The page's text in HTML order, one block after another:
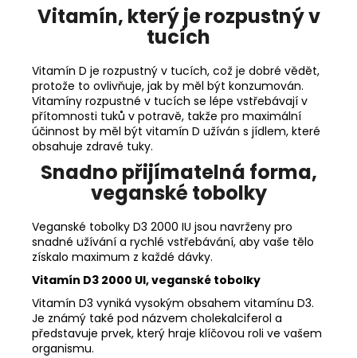
Vitamín, který je rozpustný v
tucích
Vitamín D je rozpustný v tucích, což je dobré vědět,
protože to ovlivňuje, jak by měl být konzumován.
Vitamíny rozpustné v tucích se lépe vstřebávají v
přítomnosti tuků v potravě, takže pro maximální
účinnost by měl být vitamín D užíván s jídlem, které
obsahuje zdravé tuky.
Snadno přijímatelná forma,
veganské tobolky
Veganské tobolky D3 2000 IU jsou navrženy pro
snadné užívání a rychlé vstřebávání, aby vaše tělo
získalo maximum z každé dávky.
Vitamín D3 2000 UI, veganské tobolky
Vitamín D3 vyniká vysokým obsahem vitamínu D3.
Je známý také pod názvem cholekalciferol a
představuje prvek, který hraje klíčovou roli ve vašem
organismu.